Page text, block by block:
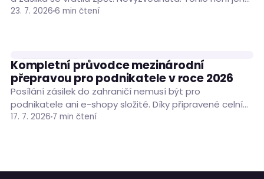
nepříjemná situace, je…
23. 7. 2026 6 min čtení
PODNIKÁNÍ
Kompletní průvodce mezinárodní
přepravou pro podnikatele v roce 2026
Posílání zásilek do zahraničí nemusí být pro
podnikatele ani e-shopy složité. Díky připravené celní
dokumentaci, vhodně zvolenému dopravci a nástroji
17. 7. 2026 7 min čtení